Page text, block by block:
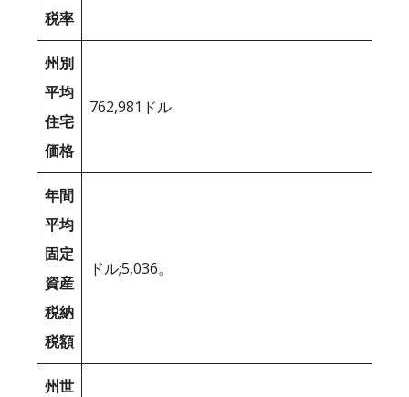
税率
州別
平均
住宅
価格
762,981ドル
年間
平均
固定
資産
税納
税額
ドル;5,036。
州世